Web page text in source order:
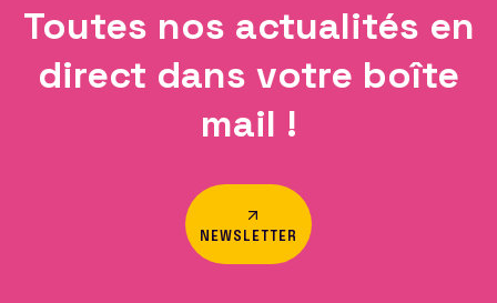
Toutes nos actualités en
direct dans votre boîte
mail !
NEWSLETTER